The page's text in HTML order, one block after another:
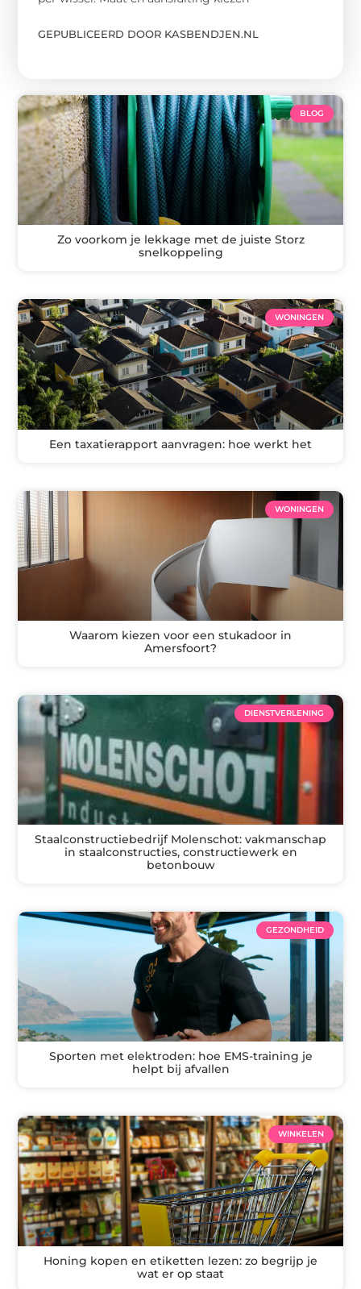
GEPUBLICEERD DOOR KASBENDJEN.NL
BLOG
Zo voorkom je lekkage met de juiste Storz
snelkoppeling
WONINGEN
Een taxatierapport aanvragen: hoe werkt het
WONINGEN
Waarom kiezen voor een stukadoor in
Amersfoort?
DIENSTVERLENING
Staalconstructiebedrijf Molenschot: vakmanschap
in staalconstructies, constructiewerk en
betonbouw
GEZONDHEID
Sporten met elektroden: hoe EMS-training je
helpt bij afvallen
WINKELEN
Honing kopen en etiketten lezen: zo begrijp je
wat er op staat